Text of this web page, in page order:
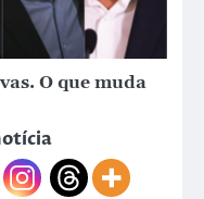
O que muda